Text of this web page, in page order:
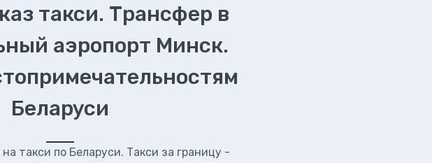
такси. Трансфер в
аэропорт Минск.
Беларуси
такси по Беларуси. Такси за границу -